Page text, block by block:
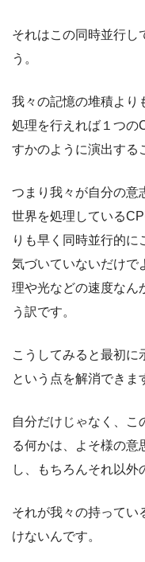
それはこの同時並行し
う。
我々の記憶の堆積より
処理を行えれば１つの
すかのように演出する
つまり我々が自分の意
世界を処理している
りも早く同時並行的に
気づいていないだけで
理や光などの速度なん
う訳です。
こうしてみると最初に
という点を解消できま
自分だけじゃなく、こ
る何かは、よそ様の意
し、もちろんそれ以外
それが我々の持ってい
けないんです。